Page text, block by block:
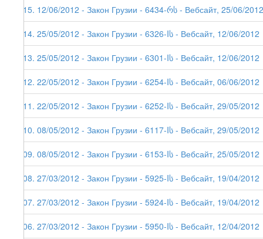
115. 12/06/2012 - Закон Грузии - 6434-რს - Вебсайт, 25/06/2012
114. 25/05/2012 - Закон Грузии - 6326-Iს - Вебсайт, 12/06/2012
113. 25/05/2012 - Закон Грузии - 6301-Iს - Вебсайт, 12/06/2012
112. 22/05/2012 - Закон Грузии - 6254-Iს - Вебсайт, 06/06/2012
111. 22/05/2012 - Закон Грузии - 6252-Iს - Вебсайт, 29/05/2012
110. 08/05/2012 - Закон Грузии - 6117-Iს - Вебсайт, 29/05/2012
109. 08/05/2012 - Закон Грузии - 6153-Iს - Вебсайт, 25/05/2012
108. 27/03/2012 - Закон Грузии - 5925-Iს - Вебсайт, 19/04/2012
107. 27/03/2012 - Закон Грузии - 5924-Iს - Вебсайт, 19/04/2012
106. 27/03/2012 - Закон Грузии - 5950-Iს - Вебсайт, 12/04/2012